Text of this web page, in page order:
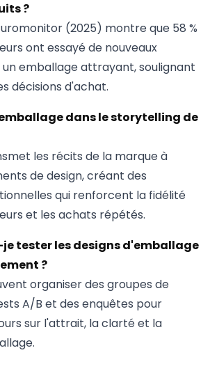
?
(2025) montre que 58 %
ont essayé de nouveaux
emballage attrayant, soulignant
décisions d'achat.
dans le storytelling de
les récits de la marque à
de design, créant des
qui renforcent la fidélité
et les achats répétés.
tester les designs d'emballage
?
organiser des groupes de
A/B et des enquêtes pour
sur l'attrait, la clarté et la